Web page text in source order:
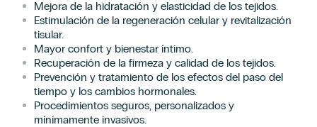
Mejora de la hidratación y elasticidad de los tejidos.
Estimulación de la regeneración celular y revitalización
tisular.
Mayor confort y bienestar íntimo.
Recuperación de la firmeza y calidad de los tejidos.
Prevención y tratamiento de los efectos del paso del
tiempo y los cambios hormonales.
Procedimientos seguros, personalizados y
mínimamente invasivos.